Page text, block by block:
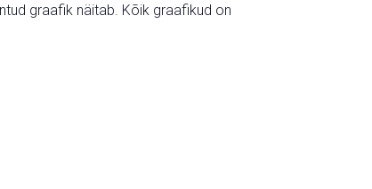
graafik näitab. Kõik graafikud on